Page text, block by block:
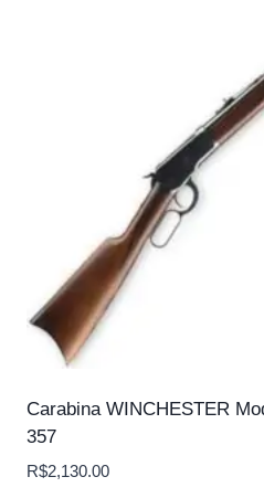
Carabina WINCHESTER
357
R$2,130.00